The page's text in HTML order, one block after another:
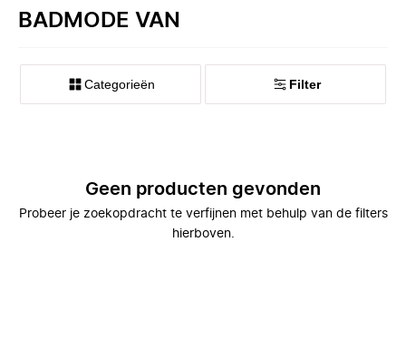
BADMODE VAN
Categorieën Filter
Geen producten gevonden
Probeer je zoekopdracht te verfijnen met behulp van de filters
hierboven.